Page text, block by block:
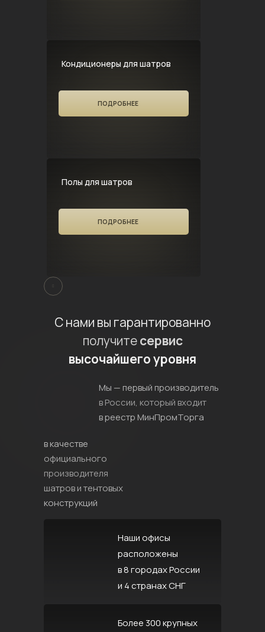
Кондиционеры для шатров
ПОДРОБНЕЕ
Полы для шатров
ПОДРОБНЕЕ
С нами вы гарантированно
получитесервис
высочайшего уровня
Мы — первый производитель
в России, который входит
в реестр МинПромТорга
в качестве
официального
производителя
шатров и тентовых
конструкций
Наши офисы
расположены
в 8 городах России
и 4 странах СНГ
Более 300 крупных